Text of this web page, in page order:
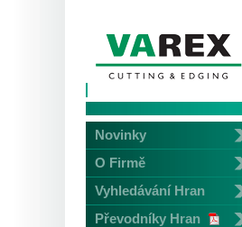
Novinky
O Firmě
Vyhledávání Hran
Převodníky Hran